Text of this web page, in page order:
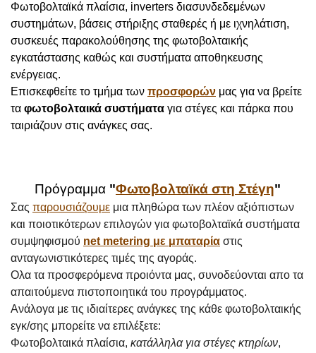
Φωτοβολταϊκά πλαίσια, inverters διασυνδεδεμένων
συστημάτων, βάσεις στήριξης σταθερές ή με ιχνηλάτιση,
συσκευές παρακολούθησης της φωτοβολταικής
εγκατάστασης καθώς και συστήματα αποθηκευσης
ενέργειας.
Επισκεφθείτε το τμήμα των προσφορών μας για να βρείτε
τα φωτοβολταικά συστήματα για στέγες και πάρκα που
ταιριάζουν στις ανάγκες σας.
Πρόγραμμα "Φωτοβολταϊκά στη Στέγη"
Σας παρουσιάζουμε μια πληθώρα των πλέον αξιόπιστων
και ποιοτικότερων επιλογών για φωτοβολταϊκά συστήματα
συμψηφισμού net metering με μπαταρία στις
ανταγωνιστικότερες τιμές της αγοράς.
Ολα τα προσφερόμενα προιόντα μας, συνοδεύονται απο τα
απαιτούμενα πιστοποιητικά του προγράμματος.
Ανάλογα με τις ιδιαίτερες ανάγκες της κάθε φωτοβολταικής
εγκ/σης μπορείτε να επιλέξετε:
Φωτοβολταικά πλαίσια, κατάλληλα για στέγες κτηρίων,